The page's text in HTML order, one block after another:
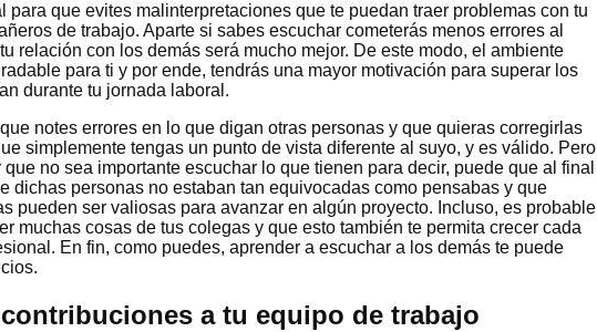
para que evites malinterpretaciones que te puedan traer problemas con tu
de trabajo. Aparte si sabes escuchar cometerás menos errores al
relación con los demás será mucho mejor. De este modo, el ambiente
para ti y por ende, tendrás una mayor motivación para superar los
durante tu jornada laboral.
notes errores en lo que digan otras personas y que quieras corregirlas
simplemente tengas un punto de vista diferente al suyo, y es válido. Pero
no sea importante escuchar lo que tienen para decir, puede que al final
dichas personas no estaban tan equivocadas como pensabas y que
pueden ser valiosas para avanzar en algún proyecto. Incluso, es probable
muchas cosas de tus colegas y que esto también te permita crecer cada
En fin, como puedes, aprender a escuchar a los demás te puede
a tu equipo de trabajo